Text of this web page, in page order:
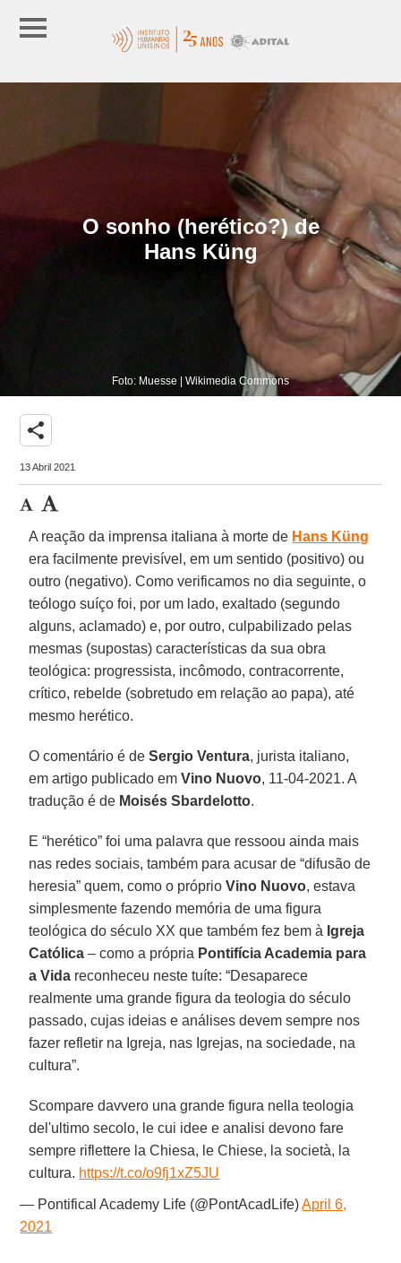
O sonho (herético?) de
Hans Küng
Foto: Muesse | Wikimedia Commons
share
13 Abril 2021
A reação da imprensa italiana à morte de Hans Küng
era facilmente previsível, em um sentido (positivo) ou
outro (negativo). Como verificamos no dia seguinte, o
teólogo suíço foi, por um lado, exaltado (segundo
alguns, aclamado) e, por outro, culpabilizado pelas
mesmas (supostas) características da sua obra
teológica: progressista, incômodo, contracorrente,
crítico, rebelde (sobretudo em relação ao papa), até
mesmo herético.
O comentário é deSergio Ventura, jurista italiano,
em artigo publicado emVino Nuovo, 11-04-2021. A
tradução é de Moisés Sbardelotto.
E “herético” foi uma palavra que ressoou ainda mais
nas redes sociais, também para acusar de “difusão de
heresia” quem, como o próprioVino Nuovo, estava
simplesmente fazendo memória de uma figura
teológica do século XX que também fez bem à Igreja
Católica – como a própria Pontifícia Academia para
a Vida reconheceu neste tuíte: “Desaparece
realmente uma grande figura da teologia do século
passado, cujas ideias e análises devem sempre nos
fazer refletir na Igreja, nas Igrejas, na sociedade, na
cultura”.
Scompare davvero una grande figura nella teologia
del'ultimo secolo, le cui idee e analisi devono fare
sempre riflettere la Chiesa, le Chiese, la società, la
cultura. https://t.co/o9fj1xZ5JU
— Pontifical Academy Life (@PontAcadLife)April 6,
2021